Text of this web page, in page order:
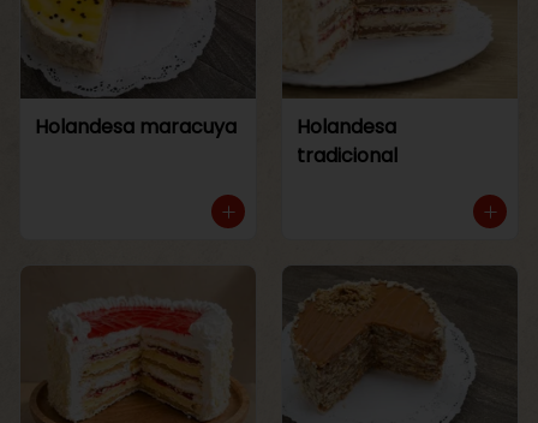
Holandesa maracuya
Holandesa
tradicional